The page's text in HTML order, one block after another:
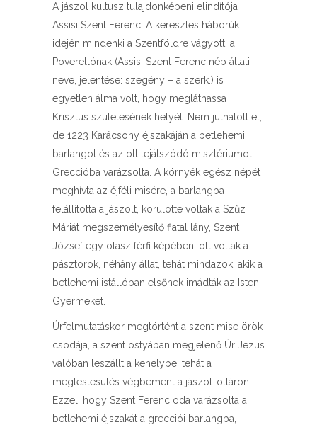
A jászol kultusz tulajdonképeni elindítója
Assisi Szent Ferenc. A keresztes háborúk
idején mindenki a Szentföldre vágyott, a
Poverellónak (Assisi Szent Ferenc nép általi
neve, jelentése: szegény – a szerk.) is
egyetlen álma volt, hogy megláthassa
Krisztus születésének helyét. Nem juthatott el,
de 1223 Karácsony éjszakáján a betlehemi
barlangot és az ott lejátszódó misztériumot
Greccióba varázsolta. A környék egész népét
meghívta az éjféli misére, a barlangba
felállította a jászolt, körülötte voltak a Szűz
Máriát megszemélyesítő fiatal lány, Szent
József egy olasz férfi képében, ott voltak a
pásztorok, néhány állat, tehát mindazok, akik a
betlehemi istállóban elsőnek imádták az Isteni
Gyermeket.
Úrfelmutatáskor megtörtént a szent mise örök
csodája, a szent ostyában megjelenő Úr Jézus
valóban leszállt a kehelybe, tehát a
megtestesülés végbement a jászol-oltáron.
Ezzel, hogy Szent Ferenc oda varázsolta a
betlehemi éjszakát a grecciói barlangba,